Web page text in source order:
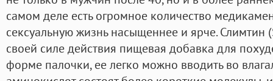
самом деле есть огромное количество
сексуальную жизнь насыщеннее и ярче. Слимтин
своей силе действия пищевая добавка для
форме палочки, ее легко можно вводить во